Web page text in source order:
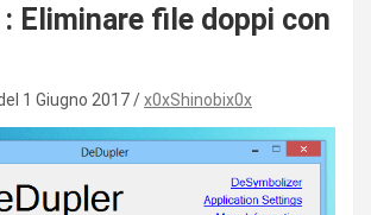
: Eliminare file doppi con
1 Giugno 2017 x0xShinobix0x